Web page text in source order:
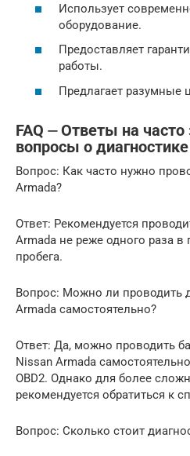
Использует
оборудование.
Предоставляет
работы.
Предлагает разумные
FAQ ⏤ Ответы на
вопросы о
Вопрос: Как часто нужно
Armada?
Ответ: Рекомендуется
Armada не реже одного раза
пробега.
Вопрос: Можно ли проводить
Armada самостоятельно?
Ответ: Да, можно проводить
Nissan Armada
OBD2. Однако для более
рекомендуется обратиться к
Вопрос: Сколько стоит